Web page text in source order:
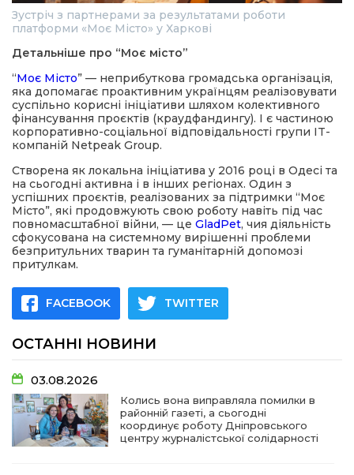
Зустріч з партнерами за результатами роботи
платформи «Моє Місто» у Харкові
Детальніше про “Моє місто”
“Моє Місто” — неприбуткова громадська організація,
яка допомагає проактивним українцям реалізовувати
суспільно корисні ініціативи шляхом колективного
фінансування проєктів (краудфандингу). І є частиною
корпоративно-соціальної відповідальності групи IT-
компаній Netpeak Group.
Створена як локальна ініціатива у 2016 році в Одесі та
на сьогодні активна і в інших регіонах. Один з
успішних проєктів, реалізованих за підтримки “Моє
Місто”, які продовжують свою роботу навіть під час
повномасштабної війни, — це GladPet, чия діяльність
сфокусована на системному вирішенні проблеми
безпритульних тварин та гуманітарній допомозі
притулкам.
FACEBOOK TWITTER
ОСТАННІ НОВИНИ
03.08.2026
Колись вона виправляла помилки в
районній газеті, а сьогодні
координує роботу Дніпровського
центру журналістської солідарності